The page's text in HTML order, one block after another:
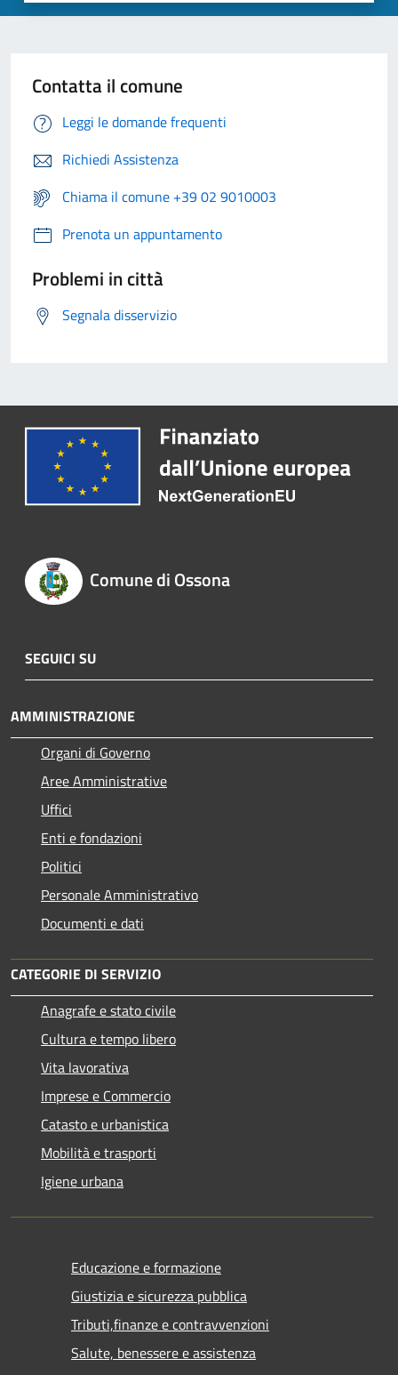
Contatta il comune
Leggi le domande frequenti
Richiedi Assistenza
Chiama il comune +39 02 9010003
Prenota un appuntamento
Problemi in città
Segnala disservizio
Comune di Ossona
SEGUICI SU
AMMINISTRAZIONE
Organi di Governo
Aree Amministrative
Uffici
Enti e fondazioni
Politici
Personale Amministrativo
Documenti e dati
CATEGORIE DI SERVIZIO
Anagrafe e stato civile
Cultura e tempo libero
Vita lavorativa
Imprese e Commercio
Catasto e urbanistica
Mobilità e trasporti
Igiene urbana
Educazione e formazione
Giustizia e sicurezza pubblica
Tributi,finanze e contravvenzioni
Salute, benessere e assistenza